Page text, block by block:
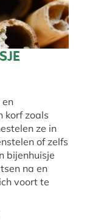
en
korf zoals
ze in
of zelfs
bijenhuisje
na en
voort te